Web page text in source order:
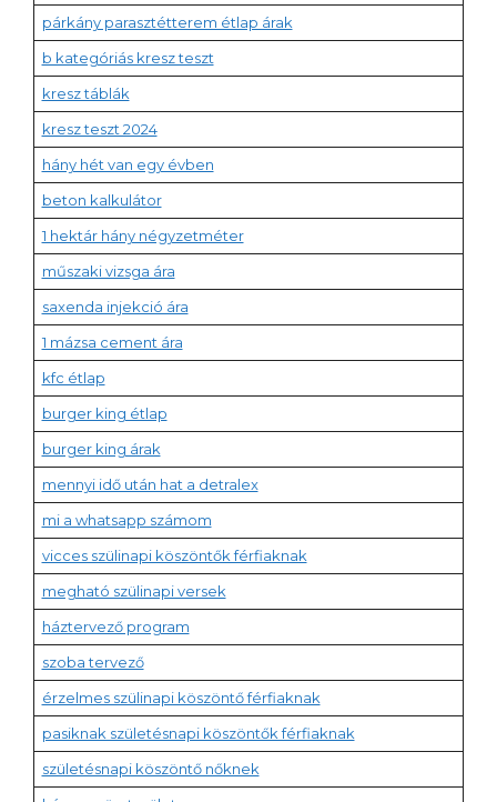
párkány parasztétterem étlap árak
b kategóriás kresz teszt
kresz táblák
kresz teszt 2024
hány hét van egy évben
beton kalkulátor
1 hektár hány négyzetméter
műszaki vizsga ára
saxenda injekció ára
1 mázsa cement ára
kfc étlap
burger king étlap
burger king árak
mennyi idő után hat a detralex
mi a whatsapp számom
vicces szülinapi köszöntők férfiaknak
megható szülinapi versek
háztervező program
szoba tervező
érzelmes szülinapi köszöntő férfiaknak
pasiknak születésnapi köszöntők férfiaknak
születésnapi köszöntő nőknek